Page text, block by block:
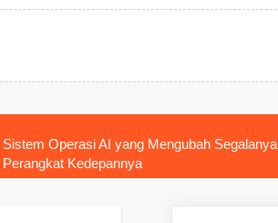
Operasi AI yang Mengubah Segalanya
Kedepannya